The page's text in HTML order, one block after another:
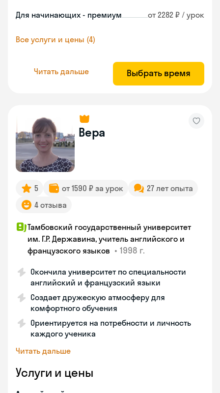
Для начинающих - премиум от 2282 ₽ / урок
Все услуги и цены (4)
Читать дальше Выбрать время
Вера
5 от 1590 ₽ за урок
27 лет опыта
4 отзыва
Тамбовский государственный университет
им. Г.Р. Державина, учитель английского и
французского языков • 1998 г.
Окончила университет по специальности
английский и французский языки
Создает дружескую атмосферу для
комфортного обучения
Ориентируется на потребности и личность
каждого ученика
Читать дальше
Услуги и цены